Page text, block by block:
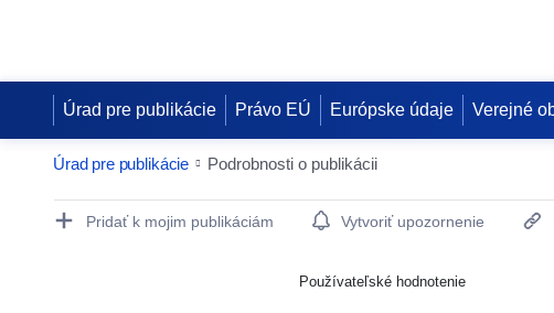
Úrad pre publikácie Právo EÚ Európske údaje Verejné
Úrad pre publikácie Podrobnosti o publikácii
Publication Detail Actions Portlet
Pridať k mojim publikáciám Vytvoriť upozornenie
Používateľské hodnotenie